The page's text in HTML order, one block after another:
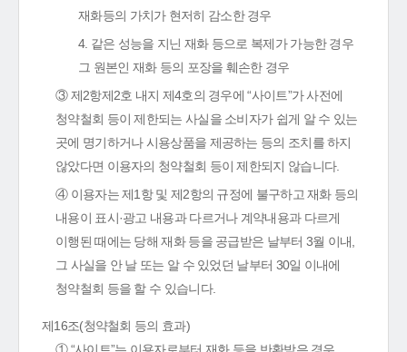
재화등의 가치가 현저히 감소한 경우
4. 같은 성능을 지닌 재화 등으로 복제가 가능한 경우
그 원본인 재화 등의 포장을 훼손한 경우
③ 제2항제2호 내지 제4호의 경우에 “사이트”가 사전에
청약철회 등이 제한되는 사실을 소비자가 쉽게 알 수 있는
곳에 명기하거나 시용상품을 제공하는 등의 조치를 하지
않았다면 이용자의 청약철회 등이 제한되지 않습니다.
④ 이용자는 제1항 및 제2항의 규정에 불구하고 재화 등의
내용이 표시·광고 내용과 다르거나 계약내용과 다르게
이행된 때에는 당해 재화 등을 공급받은 날부터 3월 이내,
그 사실을 안 날 또는 알 수 있었던 날부터 30일 이내에
청약철회 등을 할 수 있습니다.
제16조(청약철회 등의 효과)